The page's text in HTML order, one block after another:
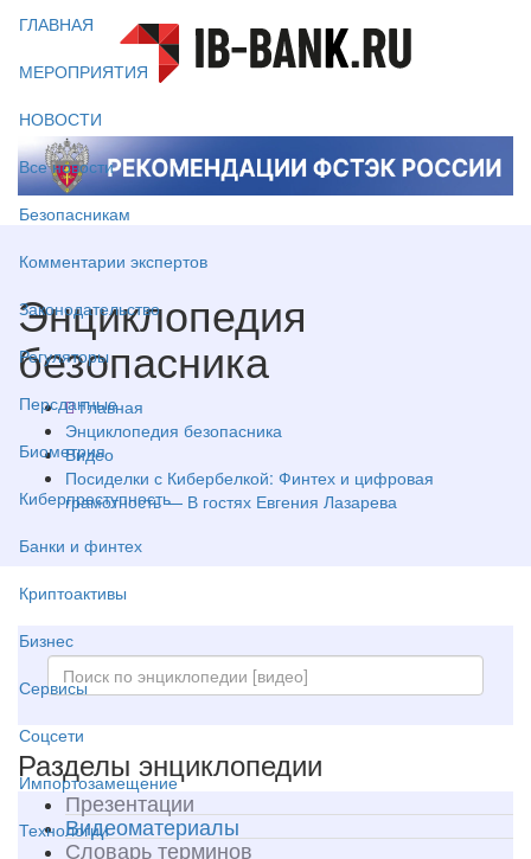
ГЛАВНАЯ
МЕРОПРИЯТИЯ
НОВОСТИ
Все новости
Безопасникам
Комментарии экспертов
Законодательство
Регуляторы
Персданные
Биометрия
Киберпреступность
Банки и финтех
Криптоактивы
Бизнес
Сервисы
Соцсети
Импортозамещение
Технологии
Энциклопедия
безопасника
Главная
Энциклопедия безопасника
Видео
Посиделки с Кибербелкой: Финтех и цифровая
грамотность — В гостях Евгения Лазарева
Разделы энциклопедии
Презентации
Видеоматериалы
Словарь терминов